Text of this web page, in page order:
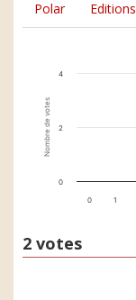
Polar Editions
Nombre de votes
0 1
0
2
4
2 votes